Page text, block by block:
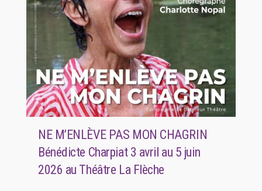
NE M’ENLÈVE PAS MON CHAGRIN
Bénédicte Charpiat 3 avril au 5 juin
2026 au Théâtre La Flèche